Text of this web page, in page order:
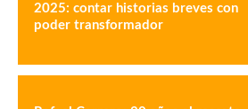
2025: contar historias breves con
poder transformador